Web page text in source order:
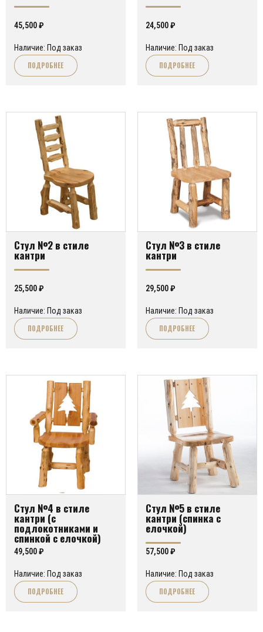
45,500₽
Наличие: Под заказ
ПОДРОБНЕЕ
24,500₽
Наличие: Под заказ
ПОДРОБНЕЕ
Стул №2 в стиле
кантри
25,500₽
Наличие: Под заказ
ПОДРОБНЕЕ
Стул №3 в стиле
кантри
29,500₽
Наличие: Под заказ
ПОДРОБНЕЕ
Стул №4 в стиле
кантри (с
подлокотниками и
спинкой с елочкой)
49,500₽
Наличие: Под заказ
ПОДРОБНЕЕ
Стул №5 в стиле
кантри (спинка с
елочкой)
57,500₽
Наличие: Под заказ
ПОДРОБНЕЕ